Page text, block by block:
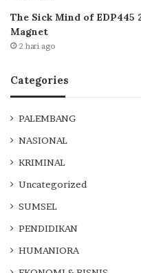
The Sick Mind of EDP445
Magnet
2 hari ago
Categories
PALEMBANG
NASIONAL
KRIMINAL
Uncategorized
SUMSEL
PENDIDIKAN
HUMANIORA